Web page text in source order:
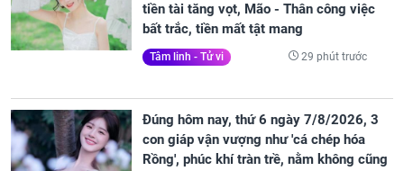
tiền tài tăng vọt, Mão - Thân công việc
bất trắc, tiền mất tật mang
Tâm linh - Tử vi 29 phút trước
Đúng hôm nay, thứ 6 ngày 7/8/2026, 3
con giáp vận vượng như 'cá chép hóa
Rồng', phúc khí tràn trề, nằm không cũng